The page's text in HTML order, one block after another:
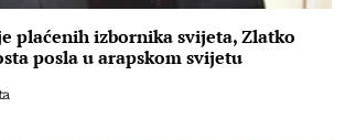
plaćenih izbornika svijeta, Zlatko
posla u arapskom svijetu